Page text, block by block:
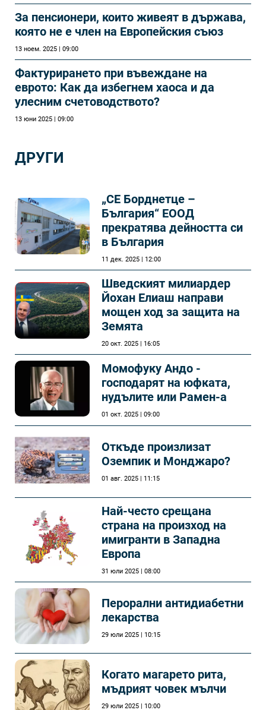
За пенсионери, които живеят в държава,
която не е член на Европейския съюз
13 ноем. 2025 | 09:00
Фактурирането при въвеждане на
еврото: Как да избегнем хаоса и да
улесним счетоводството?
13 юни 2025 | 09:00
ДРУГИ
„СЕ Борднетце –
България“ ЕООД
прекратява дейността си
в България
11 дек. 2025 | 12:00
Шведският милиардер
Йохан Елиаш направи
мощен ход за защита на
Земята
20 окт. 2025 | 16:05
Момофуку Андо -
господарят на юфката,
нудълите или Рамен-а
01 окт. 2025 | 09:00
Откъде произлизат
Оземпик и Монджаро?
01 авг. 2025 | 11:15
Най-често срещана
страна на произход на
имигранти в Западна
Европа
31 юли 2025 | 08:00
Перорални антидиабетни
лекарства
29 юли 2025 | 10:15
Когато магарето рита,
мъдрият човек мълчи
29 юли 2025 | 10:00